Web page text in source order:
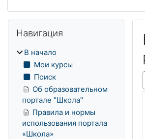
Блоки
Навигация
В начало
Мои курсы
Поиск
Об образовательном
портале "Школа"
Правила и нормы
использования портала
«Школа»